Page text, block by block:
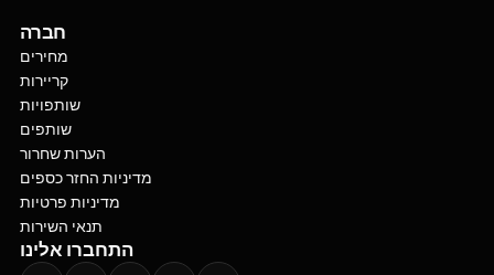
חברה
מחירים
קריירות
שותפויות
שותפים
הערות שחרור
מדיניות החזר כספים
מדיניות פרטיות
תנאי השירות
התחברו אלינו